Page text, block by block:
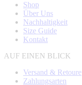
Shop
Über Uns
Nachhaltigkeit
Size Guide
Kontakt
AUF EINEN BLICK
Versand & Retoure
Zahlungsarten